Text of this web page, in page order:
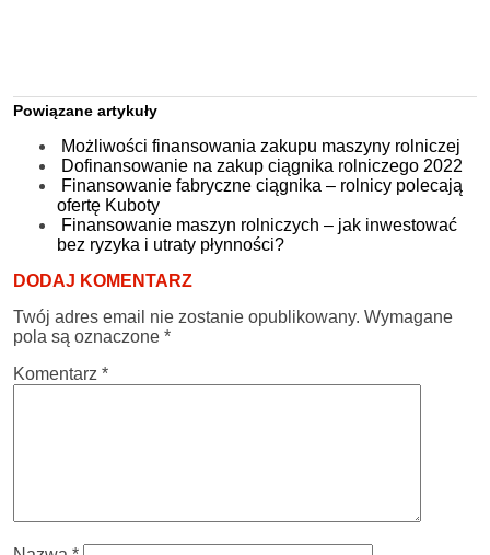
Powiązane artykuły
Możliwości finansowania zakupu maszyny rolniczej
Dofinansowanie na zakup ciągnika rolniczego 2022
Finansowanie fabryczne ciągnika – rolnicy polecają
ofertę Kuboty
Finansowanie maszyn rolniczych – jak inwestować
bez ryzyka i utraty płynności?
DODAJ KOMENTARZ
Twój adres email nie zostanie opublikowany. Wymagane
pola są oznaczone *
Komentarz *